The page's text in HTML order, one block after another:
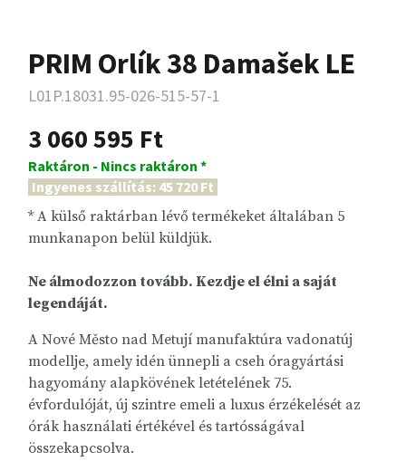
PRIM Orlík 38 Damašek LE
L01P.18031.95-026-515-57-1
3 060 595 Ft
Raktáron - Nincs raktáron *
Ingyenes szállítás: 45 720 Ft
* A külső raktárban lévő termékeket általában 5
munkanapon belül küldjük.
Ne álmodozzon tovább. Kezdje el élni a saját
legendáját.
A Nové Město nad Metují manufaktúra vadonatúj
modellje, amely idén ünnepli a cseh óragyártási
hagyomány alapkövének letételének 75.
évfordulóját, új szintre emeli a luxus érzékelését az
órák használati értékével és tartósságával
összekapcsolva.